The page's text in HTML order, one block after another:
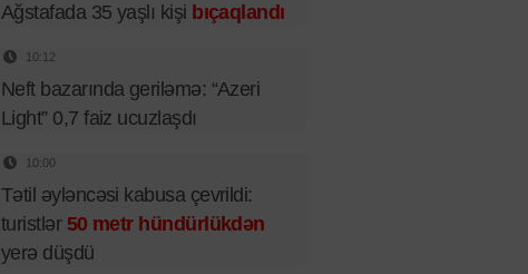
Ağstafada 35 yaşlı kişi bıçaqlandı
10:12
Neft bazarında geriləmə: “Azeri
Light” 0,7 faiz ucuzlaşdı
10:00
Tətil əyləncəsi kabusa çevrildi:
turistlər 50 metr hündürlükdən
yerə düşdü